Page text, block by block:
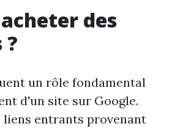
des
un rôle fondamental
d'un site sur Google.
liens entrants provenant